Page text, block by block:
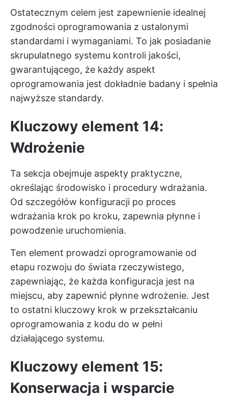
Ostatecznym celem jest zapewnienie idealnej
zgodności oprogramowania z ustalonymi
standardami i wymaganiami. To jak posiadanie
skrupulatnego systemu kontroli jakości,
gwarantującego, że każdy aspekt
oprogramowania jest dokładnie badany i spełnia
najwyższe standardy.
Kluczowy element 14:
Wdrożenie
Ta sekcja obejmuje aspekty praktyczne,
określając środowisko i procedury wdrażania.
Od szczegółów konfiguracji po proces
wdrażania krok po kroku, zapewnia płynne i
powodzenie uruchomienia.
Ten element prowadzi oprogramowanie od
etapu rozwoju do świata rzeczywistego,
zapewniając, że każda konfiguracja jest na
miejscu, aby zapewnić płynne wdrożenie. Jest
to ostatni kluczowy krok w przekształcaniu
oprogramowania z kodu do w pełni
działającego systemu.
Kluczowy element 15:
Konserwacja i wsparcie